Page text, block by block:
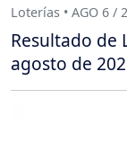
Loterías • AGO 6 /
Resultado de
agosto de